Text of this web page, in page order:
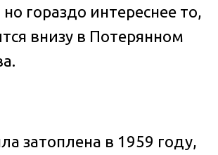
но гораздо интереснее то,
внизу в Потерянном
затоплена в 1959 году,